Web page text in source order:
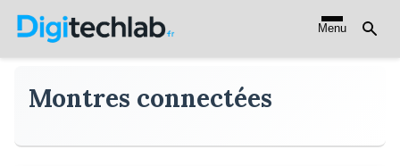
Aller
contenu
Menu
Montres connectées